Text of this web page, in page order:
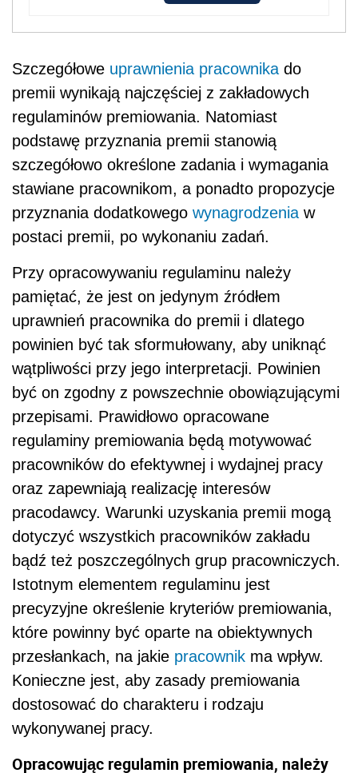
Szczegółowe uprawnienia pracownika do
premii wynikają najczęściej z zakładowych
regulaminów premiowania. Natomiast
podstawę przyznania premii stanowią
szczegółowo określone zadania i wymagania
stawiane pracownikom, a ponadto propozycje
przyznania dodatkowego wynagrodzenia w
postaci premii, po wykonaniu zadań.
Przy opracowywaniu regulaminu należy
pamiętać, że jest on jedynym źródłem
uprawnień pracownika do premii i dlatego
powinien być tak sformułowany, aby uniknąć
wątpliwości przy jego interpretacji. Powinien
być on zgodny z powszechnie obowiązującymi
przepisami. Prawidłowo opracowane
regulaminy premiowania będą motywować
pracowników do efektywnej i wydajnej pracy
oraz zapewniają realizację interesów
pracodawcy. Warunki uzyskania premii mogą
dotyczyć wszystkich pracowników zakładu
bądź też poszczególnych grup pracowniczych.
Istotnym elementem regulaminu jest
precyzyjne określenie kryteriów premiowania,
które powinny być oparte na obiektywnych
przesłankach, na jakie pracownik ma wpływ.
Konieczne jest, aby zasady premiowania
dostosować do charakteru i rodzaju
wykonywanej pracy.
Opracowując regulamin premiowania, należy